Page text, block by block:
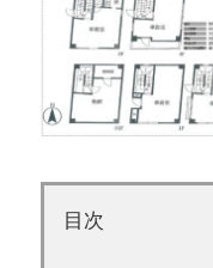
目次